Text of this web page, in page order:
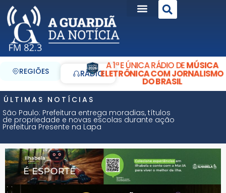
REGIÕES RÁDIO
A 1ª E ÚNICA RÁDIO DEMÚSICA
ELETRÔNICA COM JORNALISMO
DO BRASIL
ÚLTIMAS NOTÍCIAS
São Paulo: Prefeitura entrega moradias, títulos
de propriedade e novas escolas durante ação
Prefeitura Presente na Lapa